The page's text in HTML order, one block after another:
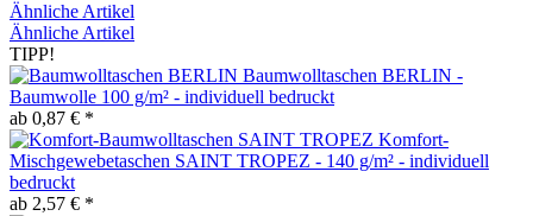
Ähnliche Artikel
Ähnliche Artikel
TIPP!
Baumwolltaschen BERLIN -
Baumwolle 100 g/m² - individuell bedruckt
ab 0,87 € *
Komfort-
Mischgewebetaschen SAINT TROPEZ - 140 g/m² - individuell
bedruckt
ab 2,57 € *